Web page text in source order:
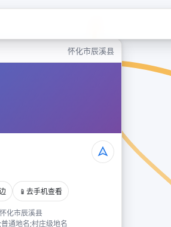
怀化市辰溪县
📱 去手机查看
化市辰溪县
通地名;村庄级地名